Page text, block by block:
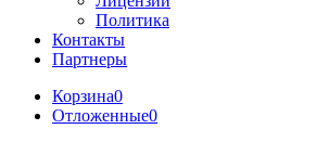
Политика
Контакты
Партнеры
Корзина0
Отложенные0